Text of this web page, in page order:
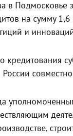
в
на сумму
и
кредитования